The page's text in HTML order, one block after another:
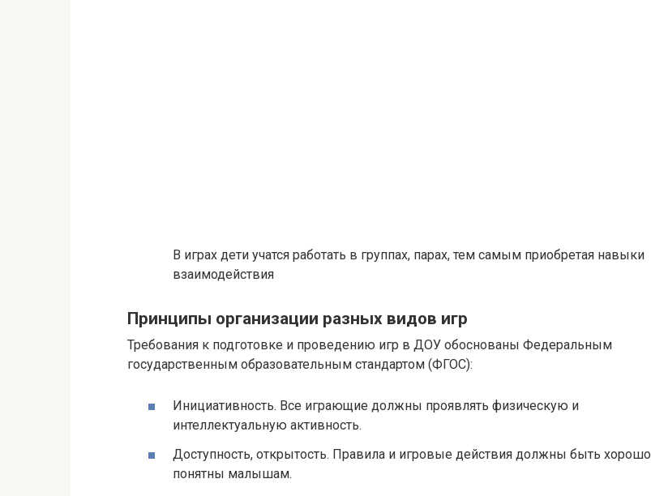
В играх дети учатся работать в группах, парах, тем самым приобретая навыки
взаимодействия
Принципы организации разных видов игр
Требования к подготовке и проведению игр в ДОУ обоснованы Федеральным
государственным образовательным стандартом (ФГОС):
Инициативность. Все играющие должны проявлять физическую и
интеллектуальную активность.
Доступность, открытость. Правила и игровые действия должны быть хорошо
понятны малышам.